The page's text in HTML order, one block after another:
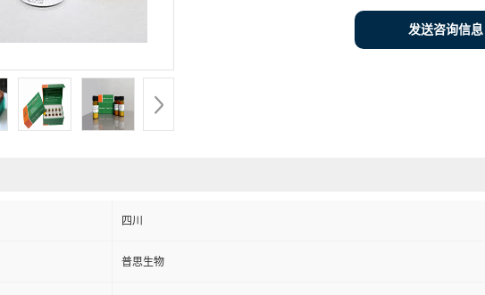
发送咨询信息
四川
普思生物